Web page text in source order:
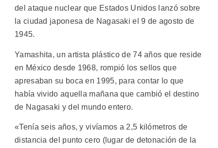
del ataque nuclear que Estados Unidos lanzó sobre
la ciudad japonesa de Nagasaki el 9 de agosto de
1945.
Yamashita, un artista plástico de 74 años que reside
en México desde 1968, rompió los sellos que
apresaban su boca en 1995, para contar lo que
había vivido aquella mañana que cambió el destino
de Nagasaki y del mundo entero.
«Tenía seis años, y vivíamos a 2,5 kilómetros de
distancia del punto cero (lugar de detonación de la